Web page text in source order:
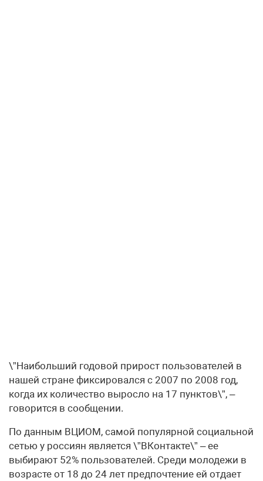
\”Наибольший годовой прирост пользователей в
нашей стране фиксировался с 2007 по 2008 год,
когда их количество выросло на 17 пунктов\”, –
говорится в сообщении.
По данным ВЦИОМ, самой популярной социальной
сетью у россиян является \”ВКонтакте\” – ее
выбирают 52% пользователей. Среди молодежи в
возрасте от 18 до 24 лет предпочтение ей отдает